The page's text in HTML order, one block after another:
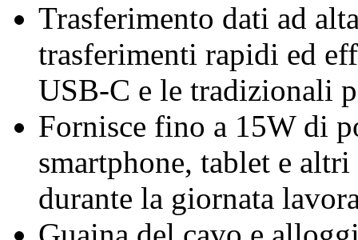
Trasferimento dati ad
trasferimenti rapidi ed
USB-C e le tradizionali
Fornisce fino a 15W di
smartphone, tablet e
durante la giornata